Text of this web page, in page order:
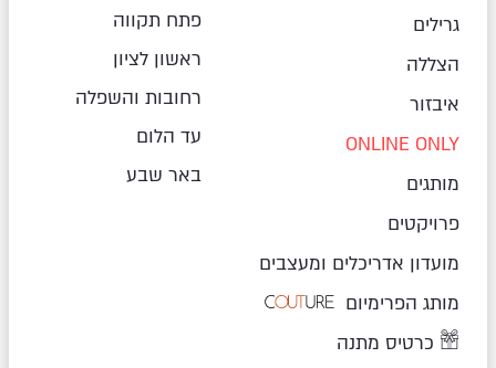
גרילים
הצללה
איבזור
ONLINE ONLY
מותגים
פרויקטים
מועדון אדריכלים ומעצבים
מותג הפרימיום
כרטיס מתנה
פתח תקווה
ראשון לציון
רחובות והשפלה
עד הלום
באר שבע